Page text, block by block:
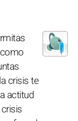
crisis te
actitud